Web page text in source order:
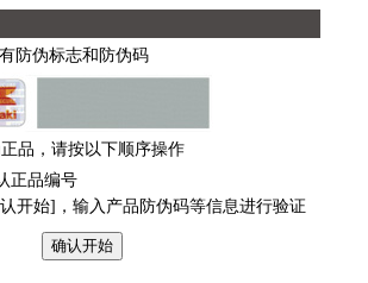
防伪标志和防伪码
品，请按以下顺序操作
正品编号
开始]，输入产品防伪码等信息进行验证